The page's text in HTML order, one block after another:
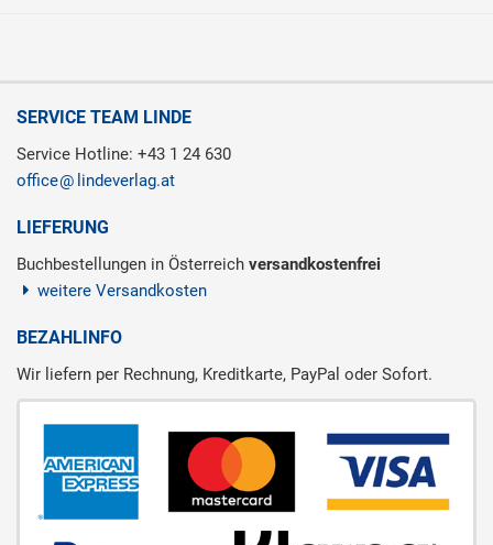
SERVICE TEAM LINDE
Service Hotline: +43 1 24 630
office
lindeverlag.at
LIEFERUNG
Buchbestellungen in Österreich versandkostenfrei
weitere Versandkosten
BEZAHLINFO
Wir liefern per Rechnung, Kreditkarte, PayPal oder Sofort.